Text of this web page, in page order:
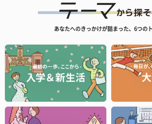
あなたへのきっかけが詰まった、6つの